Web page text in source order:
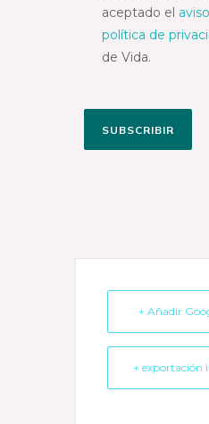
aceptado el
política de
de Vida.
SUBSCRIBIR
+ Añadir
+ exportación